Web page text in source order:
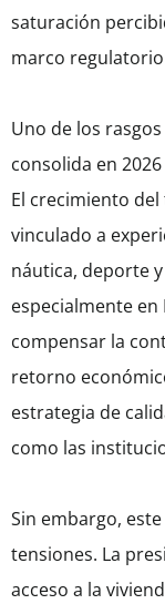
saturación
marco
Uno de los
consolida en 2026
El crecimiento
vinculado a
náutica, deporte
especialmente
compensar la
retorno
estrategia de
como las
Sin embargo,
tensiones. La
acceso a la